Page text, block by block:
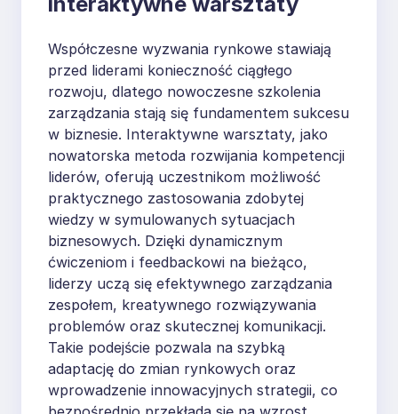
Współczesne wyzwania rynkowe stawiają
przed liderami konieczność ciągłego
rozwoju, dlatego nowoczesne szkolenia
zarządzania stają się fundamentem sukcesu
w biznesie. Interaktywne warsztaty, jako
nowatorska metoda rozwijania kompetencji
liderów, oferują uczestnikom możliwość
praktycznego zastosowania zdobytej
wiedzy w symulowanych sytuacjach
biznesowych. Dzięki dynamicznym
ćwiczeniom i feedbackowi na bieżąco,
liderzy uczą się efektywnego zarządzania
zespołem, kreatywnego rozwiązywania
problemów oraz skutecznej komunikacji.
Takie podejście pozwala na szybką
adaptację do zmian rynkowych oraz
wprowadzenie innowacyjnych strategii, co